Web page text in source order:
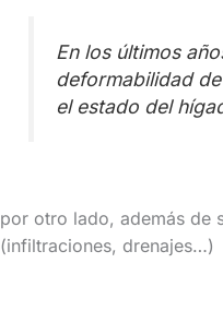
En los últimos
deformabilidad
el estado del
por otro lado, además de
(infiltraciones, drenajes…)